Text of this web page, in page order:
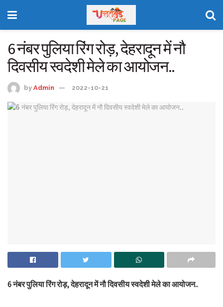
6 नंबर पुलिया रिंग रोड़, देहरादून में नौ
दिवसीय स्वदेशी मेले का आयोजन..
by Admin 2022-10-21
6 नंबर पुलिया रिंग रोड़, देहरादून में नौ दिवसीय स्वदेशी मेले का आयोजन..